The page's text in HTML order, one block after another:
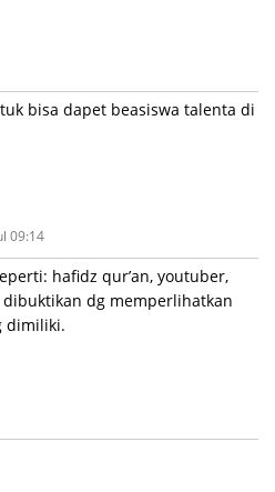
bisa dapet beasiswa talenta di
09:14
hafidz qur’an, youtuber,
dg memperlihatkan
dimiliki.